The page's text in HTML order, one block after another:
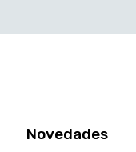
Novedades